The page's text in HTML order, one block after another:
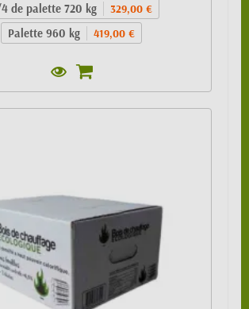
de palette 720 kg 329,00 €
Palette 960 kg 419,00 €